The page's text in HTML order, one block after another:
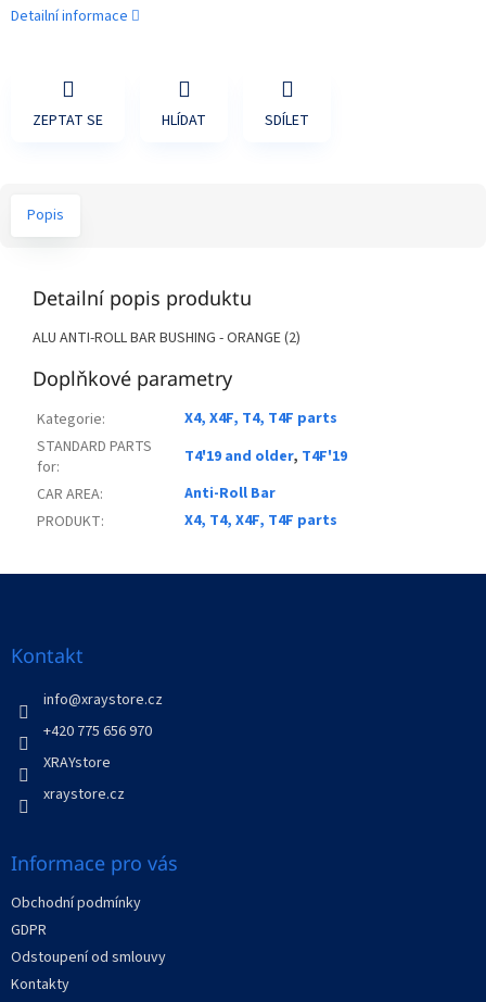
Detailní informace
ZEPTAT SE HLÍDAT SDÍLET
Popis
Detailní popis produktu
ALU ANTI-ROLL BAR BUSHING - ORANGE (2)
Doplňkové parametry
Kategorie:
X4, X4F, T4, T4F parts
STANDARD PARTS
for: T4'19 and older, T4F'19
CAR AREA:
Anti-Roll Bar
PRODUKT: X4, T4, X4F, T4F parts
Kontakt
info@xraystore.cz
+420 775 656 970
XRAYstore
xraystore.cz
Informace pro vás
Obchodní podmínky
GDPR
Odstoupení od smlouvy
Kontakty